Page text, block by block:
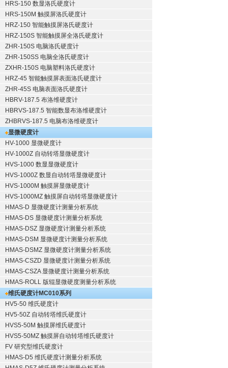
HRS-150 数显洛氏硬度计
HRS-150M 触摸屏洛氏硬度计
HRZ-150 智能触摸屏洛氏硬度计
HRZ-150S 智能触摸屏全洛氏硬度计
ZHR-150S 电脑洛氏硬度计
ZHR-150SS 电脑全洛氏硬度计
ZXHR-150S 电脑塑料洛氏硬度计
HRZ-45 智能触摸屏表面洛氏硬度计
ZHR-45S 电脑表面洛氏硬度计
HBRV-187.5 布洛维硬度计
HBRVS-187.5 智能数显布洛维硬度计
ZHBRVS-187.5 电脑布洛维硬度计
显微硬度计
HV-1000 显微硬度计
HV-1000Z 自动转塔显微硬度计
HVS-1000 数显显微硬度计
HVS-1000Z 数显自动转塔显微硬度计
HVS-1000M 触摸屏显微硬度计
HVS-1000MZ 触摸屏自动转塔显微硬度计
HMAS-D 显微硬度计测量分析系统
HMAS-DS 显微硬度计测量分析系统
HMAS-DSZ 显微硬度计测量分析系统
HMAS-DSM 显微硬度计测量分析系统
HMAS-DSMZ 显微硬度计测量分析系统
HMAS-CSZD 显微硬度计测量分析系统
HMAS-CSZA 显微硬度计测量分析系统
HMAS-ROLL 版辊显微硬度测量分析系统
维氏硬度计MC010系列
HV5-50 维氏硬度计
HV5-50Z 自动转塔维氏硬度计
HVS5-50M 触摸屏维氏硬度计
HVS5-50MZ 触摸屏自动转塔维氏硬度计
FV 研究型维氏硬度计
HMAS-D5 维氏硬度计测量分析系统